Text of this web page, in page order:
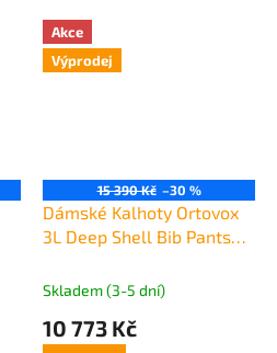
Akce
Výprodej
15 390 Kč –30 %
Dámské Kalhoty Ortovox
3L Deep Shell Bib Pants
Skladem (3-5 dní)
10 773 Kč